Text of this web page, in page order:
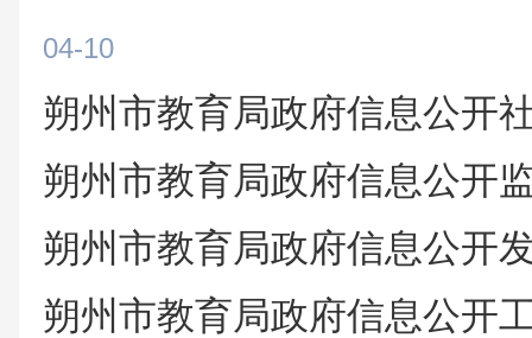
04-10
朔州市教育局政府信息公开
朔州市教育局政府信息公开
朔州市教育局政府信息公开
朔州市教育局政府信息公开